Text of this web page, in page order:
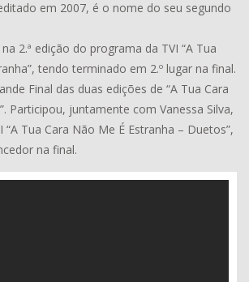
em 2007, é o nome do seu segundo
2.ª edição do programa da TVI “A Tua
tendo terminado em 2.º lugar na final.
Final das duas edições de “A Tua Cara
Participou, juntamente com Vanessa Silva,
Tua Cara Não Me É Estranha – Duetos”,
na final.